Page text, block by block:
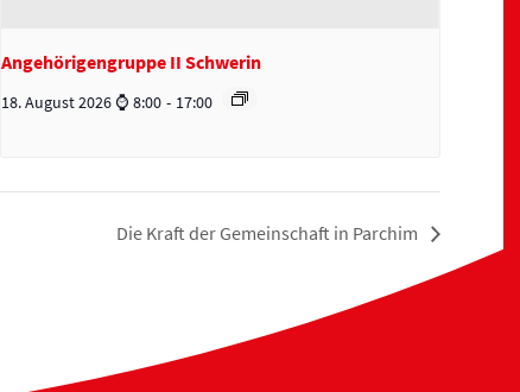
Angehörigengruppe II Schwerin
18. August 2026 ⌚ 8:00 - 17:00
Die Kraft der Gemeinschaft in Parchim